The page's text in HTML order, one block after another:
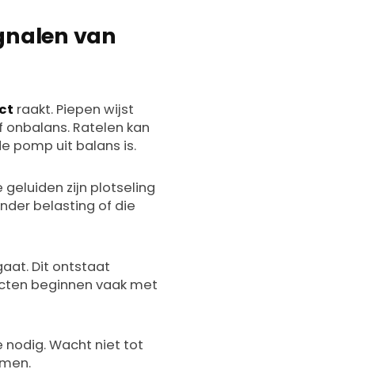
van
raakt. Piepen wijst
Ratelen kan
pomp uit balans is.
zijn plotseling
belasting of die
Dit ontstaat
beginnen vaak met
nodig. Wacht niet tot